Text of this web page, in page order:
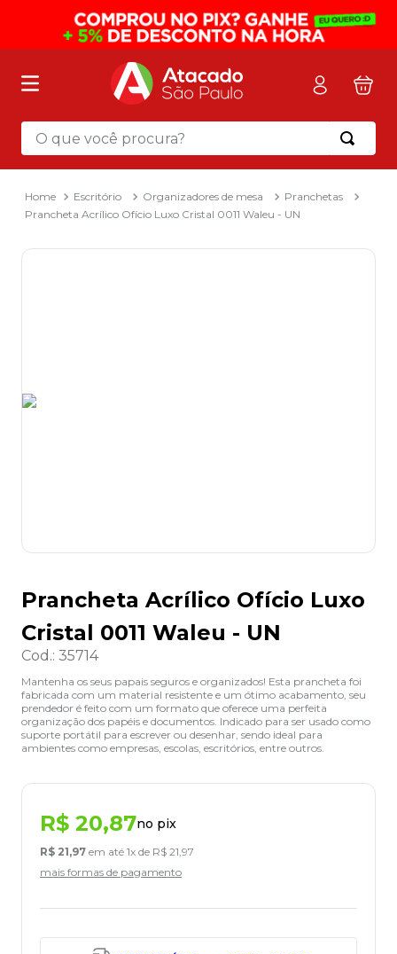
O que você procura?
Escritório Organizadores de mesa
Pranchetas
Prancheta Acrílico Ofício Luxo Cristal 0011 Waleu - UN
Prancheta Acrílico Ofício Luxo
Cristal 0011 Waleu - UN
Cod.: 35714
Mantenha os seus papais seguros e organizados! Esta prancheta foi
fabricada com um material resistente e um ótimo acabamento, seu
prendedor é feito com um formato que oferece uma perfeita
organização dos papéis e documentos. Indicado para ser usado como
suporte portátil para escrever ou desenhar, sendo ideal para
ambientes como empresas, escolas, escritórios, entre outros.
R$ 20,87no pix
R$ 21,97 em até 1x de R$ 21,97
mais formas de pagamento
Termos mais buscados
mochila
2 º sacola
3º mala